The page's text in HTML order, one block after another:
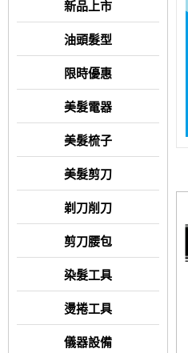
新品上市
油頭髮型
限時優惠
美髮電器
美髮梳子
美髮剪刀
剃刀削刀
剪刀腰包
染髮工具
燙捲工具
儀器設備